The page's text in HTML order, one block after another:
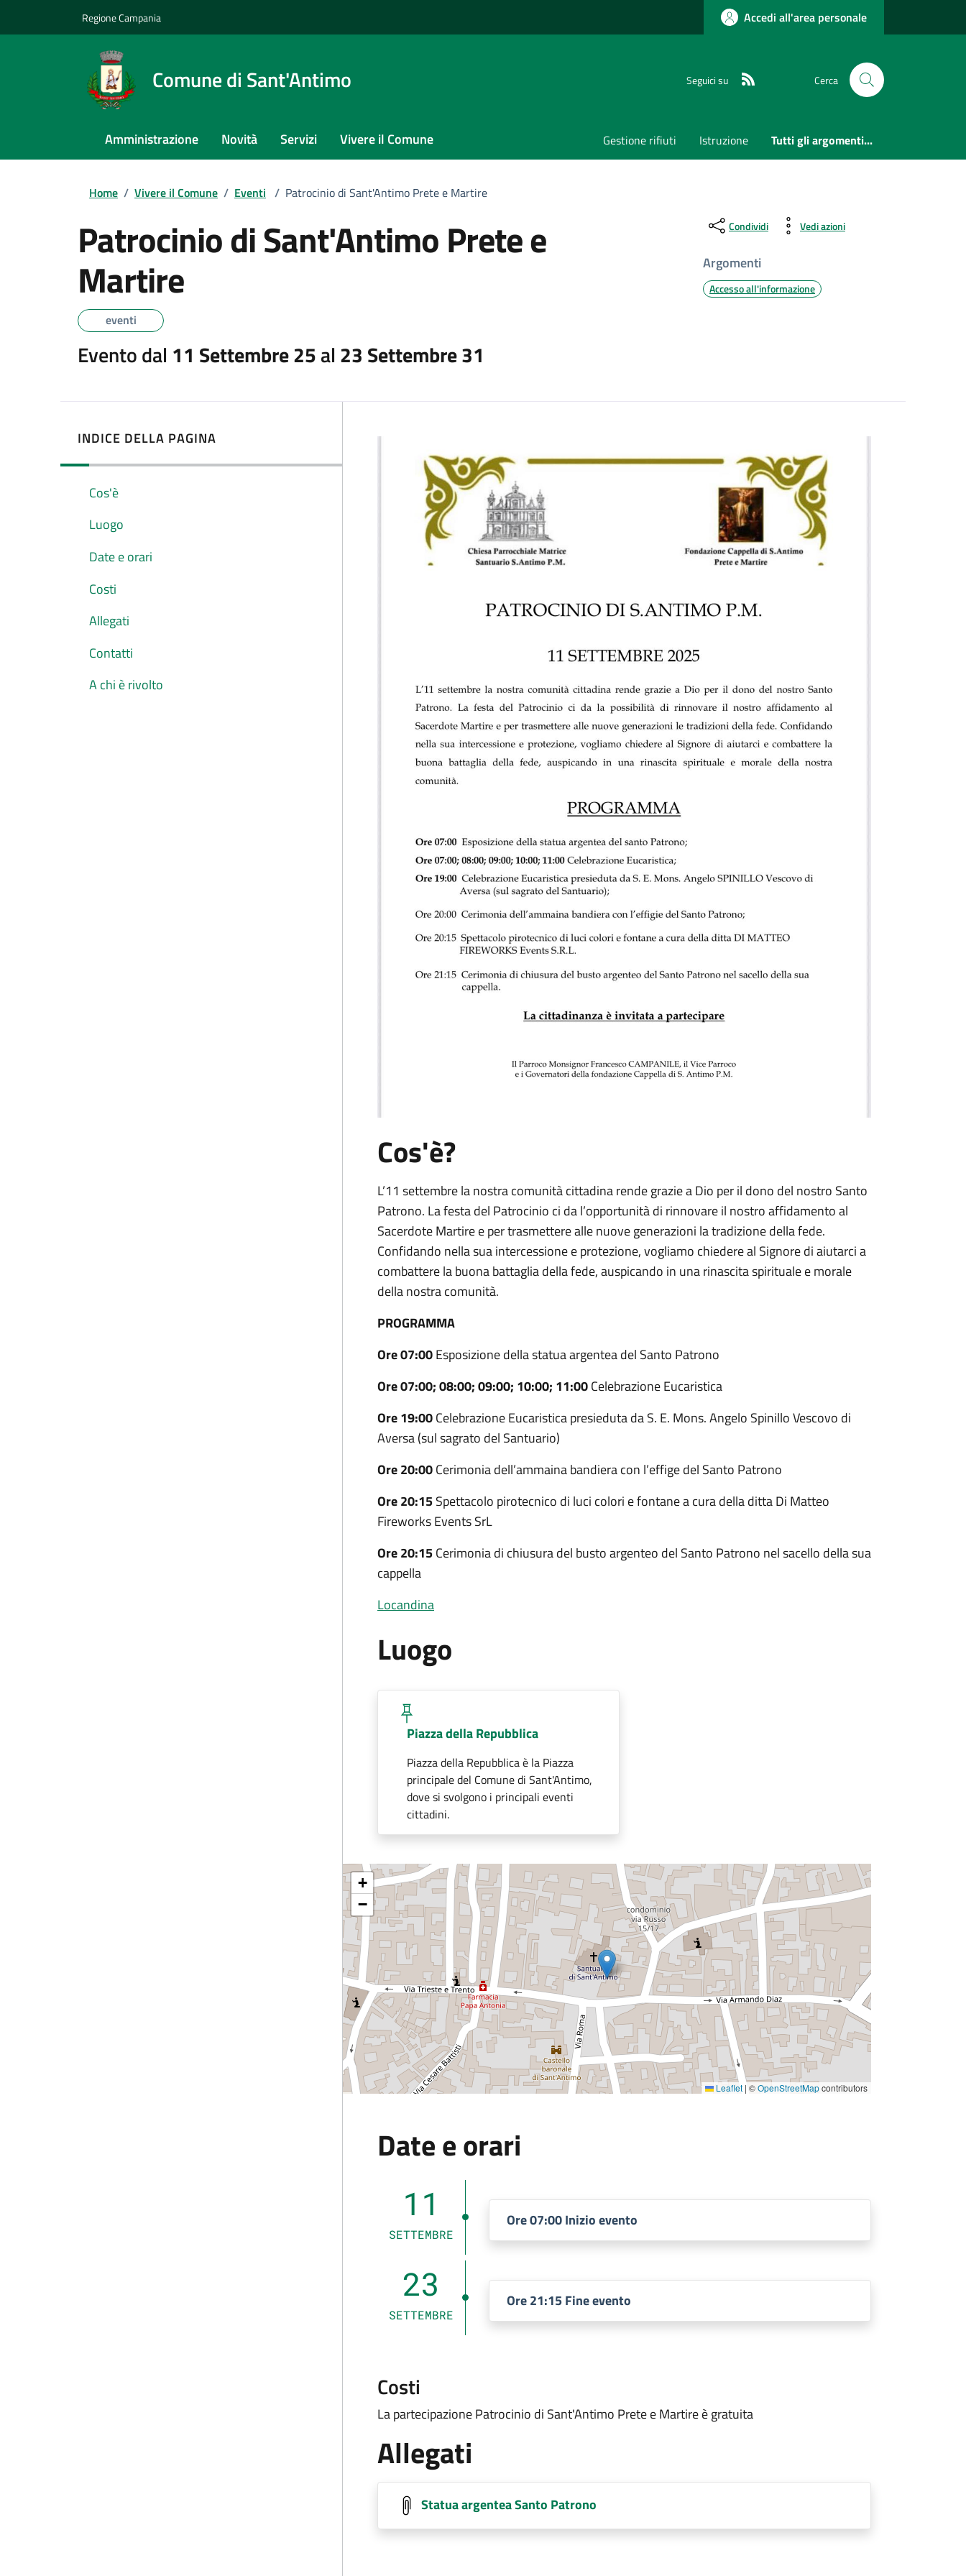
Regione Campania Accedi all'area personale
Comune di Sant'Antimo Seguici su Cerca
Amministrazione Novità Servizi Vivere il Comune Gestione rifiuti Istruzione Tutti gli argomenti...
Home / Vivere il Comune / Eventi / Patrocinio di Sant'Antimo Prete e Martire
Patrocinio di Sant'Antimo Prete e
Martire
eventi
Evento dal 11 Settembre 25al 23 Settembre 31
Condividi Vedi azioni
Argomenti
Accesso all'informazione
INDICE DELLA PAGINA
Cos'è
Luogo
Date e orari
Costi
Allegati
Contatti
A chi è rivolto
Cos'è?
L’11 settembre la nostra comunità cittadina rende grazie a Dio per il dono del nostro Santo
Patrono. La festa del Patrocinio ci da l’opportunità di rinnovare il nostro affidamento al
Sacerdote Martire e per trasmettere alle nuove generazioni la tradizione della fede.
Confidando nella sua intercessione e protezione, vogliamo chiedere al Signore di aiutarci a
combattere la buona battaglia della fede, auspicando in una rinascita spirituale e morale
della nostra comunità.
PROGRAMMA
Ore 07:00Esposizione della statua argentea del Santo Patrono
Ore 07:00; 08:00; 09:00; 10:00; 11:00Celebrazione Eucaristica
Ore 19:00Celebrazione Eucaristica presieduta da S. E. Mons. Angelo Spinillo Vescovo di
Aversa (sul sagrato del Santuario)
Ore 20:00Cerimonia dell’ammaina bandiera con l’effige del Santo Patrono
Ore 20:15Spettacolo pirotecnico di luci colori e fontane a cura della ditta Di Matteo
Fireworks Events SrL
Ore 20:15Cerimonia di chiusura del busto argenteo del Santo Patrono nel sacello della sua
cappella
Locandina
Luogo
Piazza della Repubblica
Piazza della Repubblica è la Piazza
principale del Comune di Sant'Antimo,
dove si svolgono i principali eventi
cittadini.
+
−
Leaflet | ©OpenStreetMapcontributors
Date e orari
11
SETTEMBRE
Ore 07:00 Inizio evento
23
SETTEMBRE
Ore 21:15 Fine evento
Costi
La partecipazione Patrocinio di Sant'Antimo Prete e Martire è gratuita
Allegati
Statua argentea Santo Patrono